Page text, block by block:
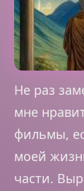
Не раз
мне
фильмы,
моей
части.